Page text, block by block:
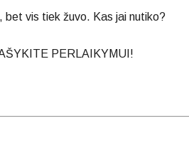
bet vis tiek žuvo. Kas jai nutiko?
PERLAIKYMUI!